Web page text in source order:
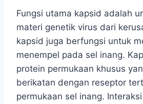
Fungsi utama kapsid adalah
materi genetik virus dari
kapsid juga berfungsi untuk
menempel pada sel inang.
protein permukaan khusus
berikatan dengan reseptor
permukaan sel inang.